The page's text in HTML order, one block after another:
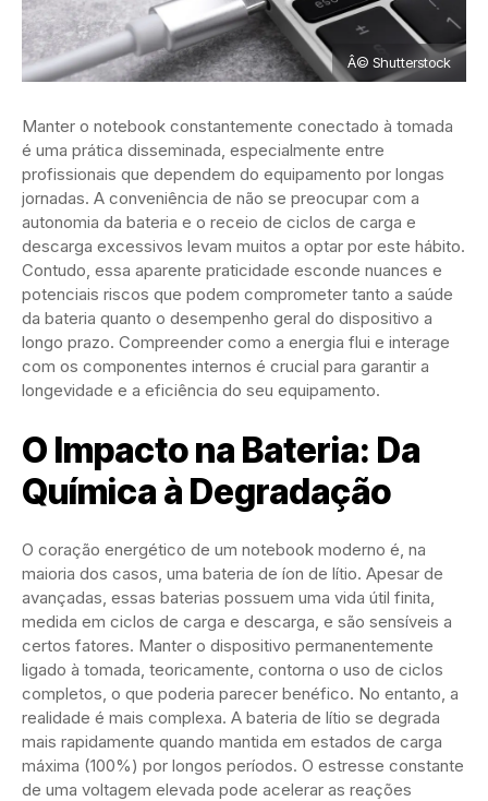
Â© Shutterstock
Manter o notebook constantemente conectado à tomada
é uma prática disseminada, especialmente entre
profissionais que dependem do equipamento por longas
jornadas. A conveniência de não se preocupar com a
autonomia da bateria e o receio de ciclos de carga e
descarga excessivos levam muitos a optar por este hábito.
Contudo, essa aparente praticidade esconde nuances e
potenciais riscos que podem comprometer tanto a saúde
da bateria quanto o desempenho geral do dispositivo a
longo prazo. Compreender como a energia flui e interage
com os componentes internos é crucial para garantir a
longevidade e a eficiência do seu equipamento.
O Impacto na Bateria: Da
Química à Degradação
O coração energético de um notebook moderno é, na
maioria dos casos, uma bateria de íon de lítio. Apesar de
avançadas, essas baterias possuem uma vida útil finita,
medida em ciclos de carga e descarga, e são sensíveis a
certos fatores. Manter o dispositivo permanentemente
ligado à tomada, teoricamente, contorna o uso de ciclos
completos, o que poderia parecer benéfico. No entanto, a
realidade é mais complexa. A bateria de lítio se degrada
mais rapidamente quando mantida em estados de carga
máxima (100%) por longos períodos. O estresse constante
de uma voltagem elevada pode acelerar as reações